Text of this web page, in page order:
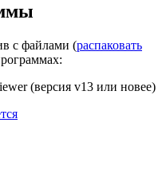
с файлами (распаковать
(версия v13 или новее)